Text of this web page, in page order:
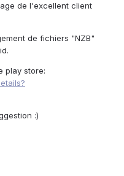
de l'excellent client
de fichiers "NZB"
play store:
:)